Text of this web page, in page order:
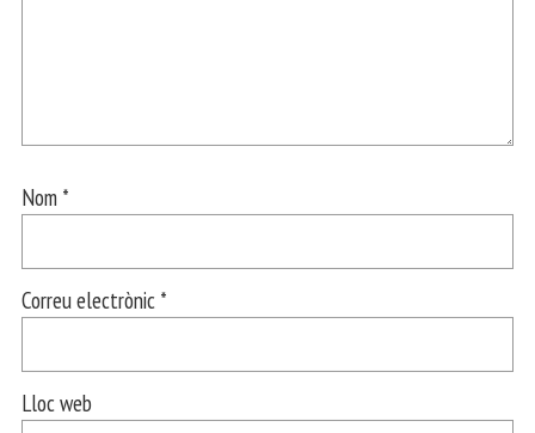
Nom *
Correu electrònic *
Lloc web